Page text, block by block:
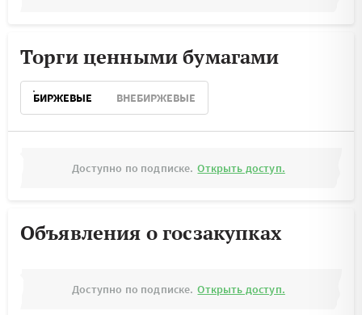
Торги ценными бумагами
БИРЖЕВЫЕ ВНЕБИРЖЕВЫЕ
Доступно по подписке. Открыть доступ.
Объявления о госзакупках
Доступно по подписке. Открыть доступ.